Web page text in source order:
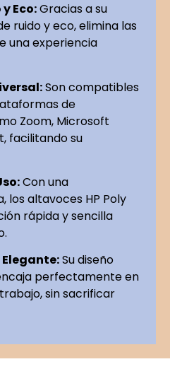
Eco:Gracias a su
ruido y eco, elimina las
una experiencia
Son compatibles
de
Zoom, Microsoft
facilitando su
Con una
los altavoces HP Poly
rápida y sencilla
Su diseño
perfectamente en
sin sacrificar